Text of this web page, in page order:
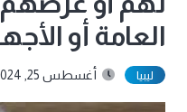
العامة أو
ليبيا أغسطس 25, 2024